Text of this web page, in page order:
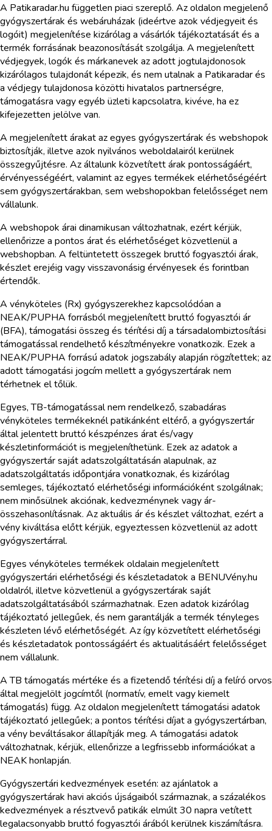
A Patikaradar.hu független piaci szereplő. Az oldalon megjelenő
gyógyszertárak és webáruházak (ideértve azok védjegyeit és
logóit) megjelenítése kizárólag a vásárlók tájékoztatását és a
termék forrásának beazonosítását szolgálja. A megjelenített
védjegyek, logók és márkanevek az adott jogtulajdonosok
kizárólagos tulajdonát képezik, és nem utalnak a Patikaradar és
a védjegy tulajdonosa közötti hivatalos partnerségre,
támogatásra vagy egyéb üzleti kapcsolatra, kivéve, ha ez
kifejezetten jelölve van.
A megjelenített árakat az egyes gyógyszertárak és webshopok
biztosítják, illetve azok nyilvános weboldalairól kerülnek
összegyűjtésre. Az általunk közvetített árak pontosságáért,
érvényességéért, valamint az egyes termékek elérhetőségéért
sem gyógyszertárakban, sem webshopokban felelősséget nem
vállalunk.
A webshopok árai dinamikusan változhatnak, ezért kérjük,
ellenőrizze a pontos árat és elérhetőséget közvetlenül a
webshopban. A feltüntetett összegek bruttó fogyasztói árak,
készlet erejéig vagy visszavonásig érvényesek és forintban
értendők.
A vényköteles (Rx) gyógyszerekhez kapcsolódóan a
NEAK/PUPHA forrásból megjelenített bruttó fogyasztói ár
(BFA), támogatási összeg és térítési díj a társadalombiztosítási
támogatással rendelhető készítményekre vonatkozik. Ezek a
NEAK/PUPHA forrású adatok jogszabály alapján rögzítettek; az
adott támogatási jogcím mellett a gyógyszertárak nem
térhetnek el tőlük.
Egyes, TB-támogatással nem rendelkező, szabadáras
vényköteles termékeknél patikánként eltérő, a gyógyszertár
által jelentett bruttó készpénzes árat és/vagy
készletinformációt is megjeleníthetünk. Ezek az adatok a
gyógyszertár saját adatszolgáltatásán alapulnak, az
adatszolgáltatás időpontjára vonatkoznak, és kizárólag
semleges, tájékoztató elérhetőségi információként szolgálnak;
nem minősülnek akciónak, kedvezménynek vagy ár-
összehasonlításnak. Az aktuális ár és készlet változhat, ezért a
vény kiváltása előtt kérjük, egyeztessen közvetlenül az adott
gyógyszertárral.
Egyes vényköteles termékek oldalain megjelenített
gyógyszertári elérhetőségi és készletadatok a BENUVény.hu
oldalról, illetve közvetlenül a gyógyszertárak saját
adatszolgáltatásából származhatnak. Ezen adatok kizárólag
tájékoztató jellegűek, és nem garantálják a termék tényleges
készleten lévő elérhetőségét. Az így közvetített elérhetőségi
és készletadatok pontosságáért és aktualitásáért felelősséget
nem vállalunk.
A TB támogatás mértéke és a fizetendő térítési díj a felíró orvos
által megjelölt jogcímtől (normatív, emelt vagy kiemelt
támogatás) függ. Az oldalon megjelenített támogatási adatok
tájékoztató jellegűek; a pontos térítési díjat a gyógyszertárban,
a vény beváltásakor állapítják meg. A támogatási adatok
változhatnak, kérjük, ellenőrizze a legfrissebb információkat a
NEAK honlapján.
Gyógyszertári kedvezmények esetén: az ajánlatok a
gyógyszertárak havi akciós újságaiból származnak, a százalékos
kedvezmények a résztvevő patikák elmúlt 30 napra vetített
legalacsonyabb bruttó fogyasztói árából kerülnek kiszámításra.